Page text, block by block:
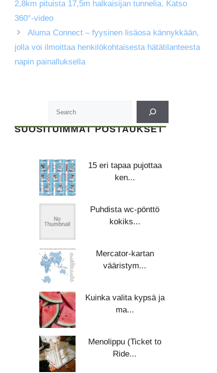
2,8km pituista 17,5m halkaisijan tunnelia. Katso
360°-video
Aluma Connect – fyysinen lisäosa kännykkään,
jolla voi ilmoittaa henkilökohtaisesta hätätilanteesta
napin painalluksella
SUOSITUIMMAT POSTAUKSET
15 eri tapaa pujottaa
ken...
Puhdista wc-pönttö
kokiks...
Mercator-kartan
vääristym...
Kuinka valita kypsä ja
ma...
Menolippu (Ticket to
Ride...